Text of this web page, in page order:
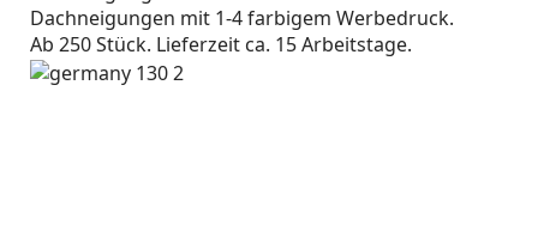
Dachneigungen mit 1-4 farbigem Werbedruck.
Ab 250 Stück. Lieferzeit ca. 15 Arbeitstage.